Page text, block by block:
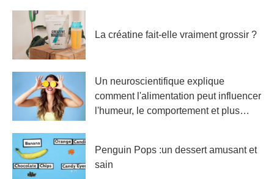
La créatine fait-elle vraiment grossir ?
Un neuroscientifique explique
comment l'alimentation peut influencer
l'humeur, le comportement et plus
Penguin Pops :un dessert amusant et
sain